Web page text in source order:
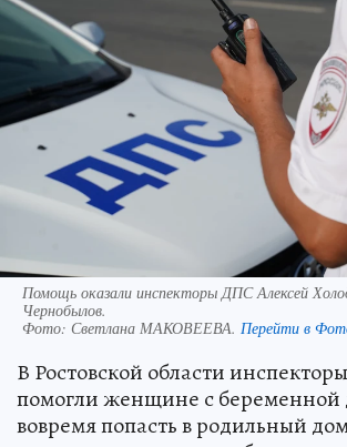
Помощь оказали инспекторы ДПС Алексей
Чернобылов.
Фото: Светлана МАКОВЕЕВА. Перейти в
В Ростовской области
помогли женщине с беременной
вовремя попасть в родильный